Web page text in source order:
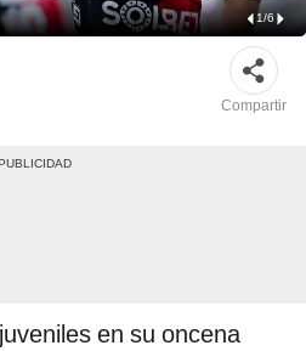
1/6
Compartir
en su oncena